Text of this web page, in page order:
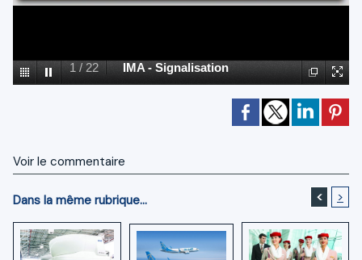
1 / 22 IMA - Signalisation
Voir le commentaire
Dans la même rubrique... < >